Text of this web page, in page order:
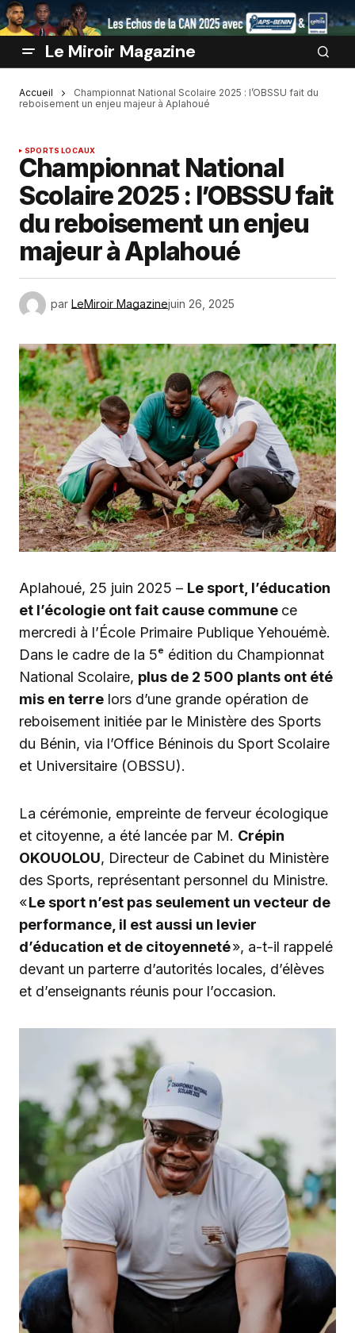
Le Miroir Magazine
Accueil
Championnat National Scolaire 2025 : l’OBSSU fait du
reboisement un enjeu majeur à Aplahoué
SPORTS LOCAUX
Championnat National
Scolaire 2025 : l’OBSSU fait
du reboisement un enjeu
majeur à Aplahoué
par LeMiroir Magazinejuin 26, 2025
Aplahoué, 25 juin 2025 – Le sport, l’éducation
et l’écologie ont fait cause commune ce
mercredi à l’École Primaire Publique Yehouémè.
Dans le cadre de la 5ᵉ édition du Championnat
National Scolaire, plus de 2 500 plants ont été
mis en terre lors d’une grande opération de
reboisement initiée par le Ministère des Sports
du Bénin, via l’Office Béninois du Sport Scolaire
et Universitaire (OBSSU).
La cérémonie, empreinte de ferveur écologique
et citoyenne, a été lancée par M. Crépin
OKOUOLOU, Directeur de Cabinet du Ministère
des Sports, représentant personnel du Ministre.
«Le sport n’est pas seulement un vecteur de
performance, il est aussi un levier
d’éducation et de citoyenneté», a-t-il rappelé
devant un parterre d’autorités locales, d’élèves
et d’enseignants réunis pour l’occasion.